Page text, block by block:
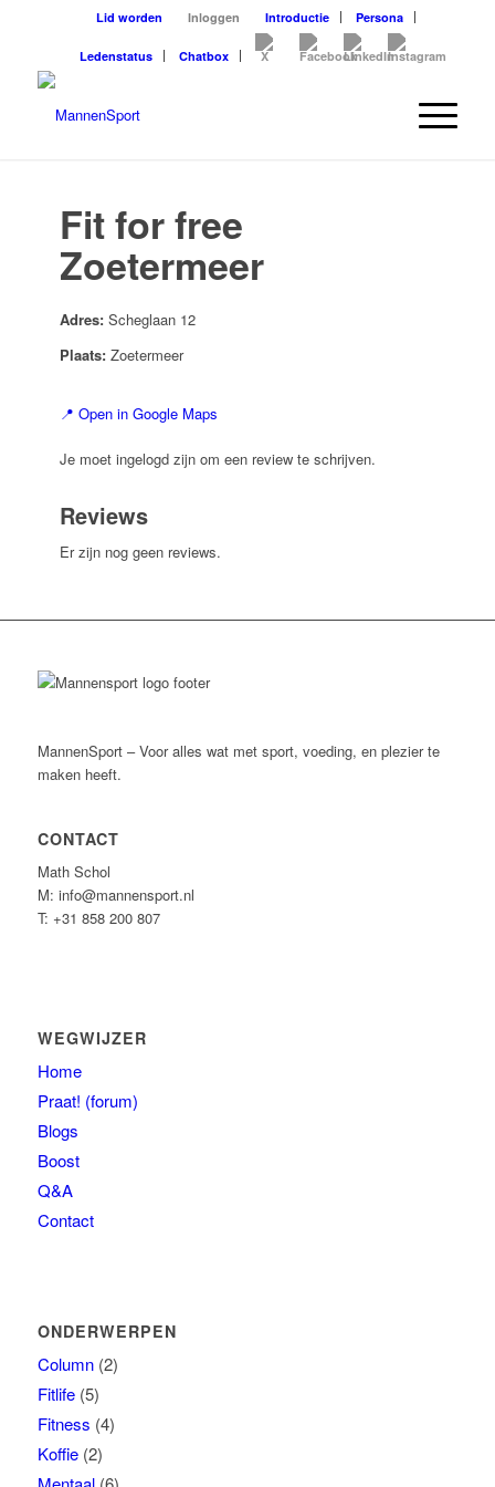
Lid worden Inloggen Introductie Persona
Ledenstatus Chatbox
Fit for free
Zoetermeer
Adres:Scheglaan 12
Plaats:Zoetermeer
📍 Open in Google Maps
Je moet ingelogd zijn om een review te schrijven.
Reviews
Er zijn nog geen reviews.
MannenSport – Voor alles wat met sport, voeding, en plezier te
maken heeft.
CONTACT
Math Schol
M: info@mannensport.nl
T: +31 858 200 807
WEGWIJZER
Home
Praat! (forum)
Blogs
Boost
Q&A
Contact
ONDERWERPEN
Column(2)
Fitlife(5)
Fitness (4)
Koffie(2)